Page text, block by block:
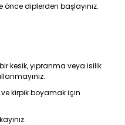
diplerden başlayınız.
kesik, yıpranma veya isilik
ve kirpik boyamak için